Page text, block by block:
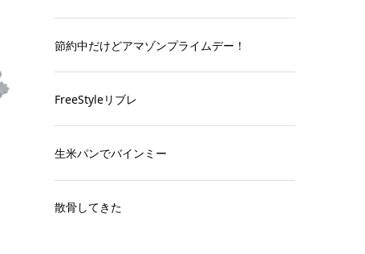
節約中だけどアマゾンプライムデー！
FreeStyleリブレ
生米パンでバインミー
散骨してきた